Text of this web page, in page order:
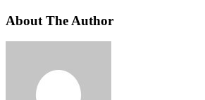
About The Author